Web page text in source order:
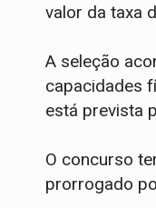
valor da taxa
A seleção
capacidades
está prevista
O concurso
prorrogado